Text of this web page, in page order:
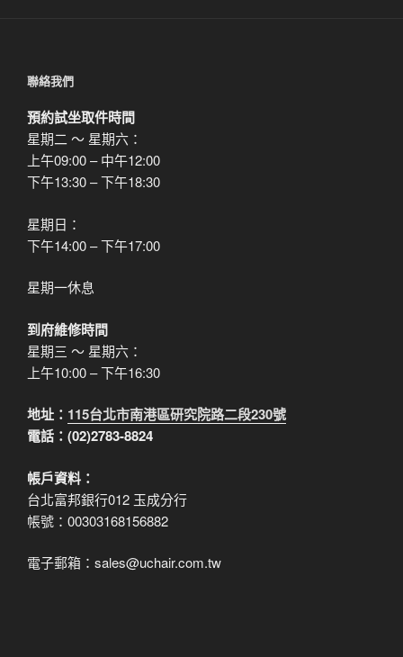
聯絡我們
預約試坐取件時間
星期二 ～ 星期六：
上午09:00 – 中午12:00
下午13:30 – 下午18:30
星期日：
下午14:00 – 下午17:00
星期一休息
到府維修時間
星期三 ～ 星期六：
上午10:00 – 下午16:30
地址： 115台北市南港區研究院路二段230號
電話：(02)2783-8824
帳戶資料：
台北富邦銀行012 玉成分行
帳號：00303168156882
電子郵箱：sales@uchair.com.tw